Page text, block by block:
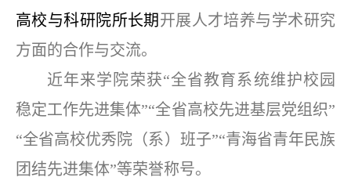
高校与科研院所长期开展人才培养与学术研究
方面的合作与交流。
近年来学院荣获“全省教育系统维护校园
稳定工作先进集体”“全省高校先进基层党组织”
“全省高校优秀院（系）班子”“青海省青年民族
团结先进集体”等荣誉称号。